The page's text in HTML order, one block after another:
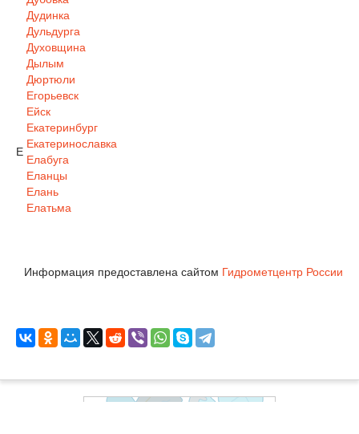
Дудинка
Дульдурга
Духовщина
Дылым
Дюртюли
Е
Егорьевск
Ейск
Екатеринбург
Екатеринославка
Елабуга
Еланцы
Елань
Елатьма
Информация предоставлена сайтом Гидрометцентр России